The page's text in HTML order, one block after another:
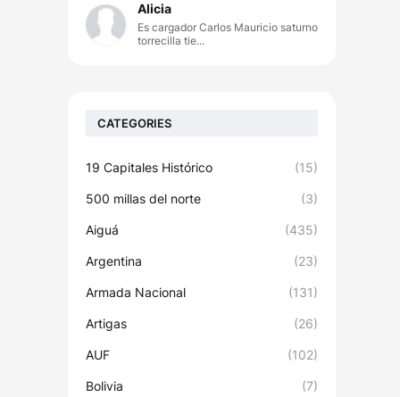
Alicia
Es cargador Carlos Mauricio saturno
torrecilla tie...
CATEGORIES
19 Capitales Histórico (15)
500 millas del norte (3)
Aiguá (435)
Argentina (23)
Armada Nacional (131)
Artigas (26)
AUF (102)
Bolivia (7)